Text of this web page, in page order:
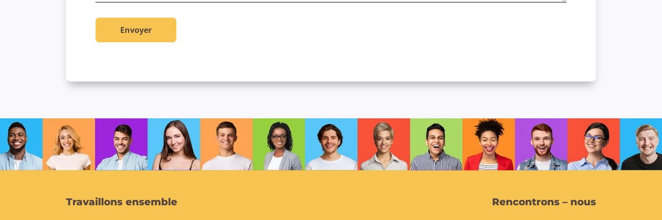
Travaillons ensemble Rencontrons – nous